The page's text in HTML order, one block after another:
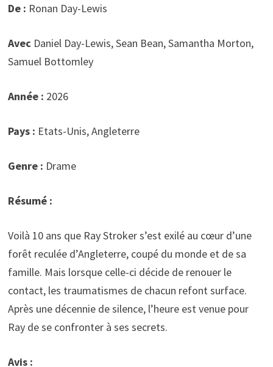
De : Ronan Day-Lewis
Avec Daniel Day-Lewis, Sean Bean, Samantha Morton,
Samuel Bottomley
Année : 2026
Pays : Etats-Unis, Angleterre
Genre : Drame
Résumé :
Voilà 10 ans que Ray Stroker s’est exilé au cœur d’une
forêt reculée d’Angleterre, coupé du monde et de sa
famille. Mais lorsque celle-ci décide de renouer le
contact, les traumatismes de chacun refont surface.
Après une décennie de silence, l’heure est venue pour
Ray de se confronter à ses secrets.
Avis :